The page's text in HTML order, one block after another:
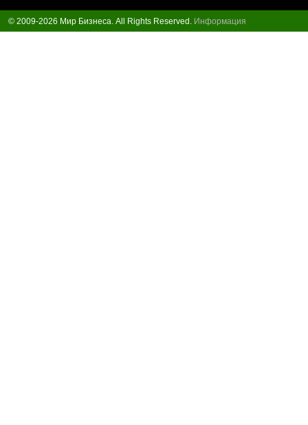
© 2009-2026 Мир Бизнеса. All Rights Reserved. Информация